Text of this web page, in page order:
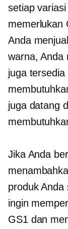
setiap
memerlukan
Anda
warna, Anda
juga
juga datang
Jika Anda
produk Anda
ingin
GS1 dan